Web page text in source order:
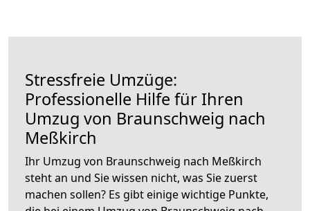
Stressfreie Umzüge:
Professionelle Hilfe für Ihren
Umzug von Braunschweig nach
Meßkirch
Ihr Umzug von Braunschweig nach Meßkirch
steht an und Sie wissen nicht, was Sie zuerst
machen sollen? Es gibt einige wichtige Punkte,